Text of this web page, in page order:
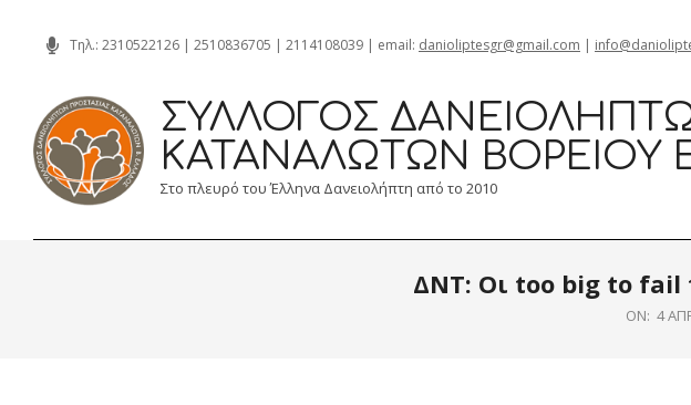
content
Τηλ.: 2310522126 | 2510836705 | 2114108039 | email: danioliptesgr@gmail.com |
ΣΎΛΛΟΓΟΣ
ΚΑΤΑΝΑΛΩΤΏΝ ΒΟΡΕΊΟΥ
Στο πλευρό του Έλληνα Δανειολήπτη από το 2010
ΔΝΤ: Οι too big to fail
ON: 4